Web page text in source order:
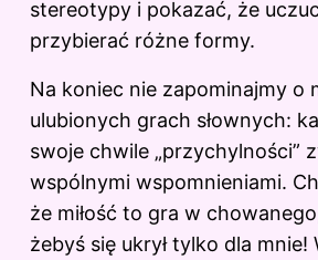
stereotypy i pokazać, że
przybierać różne formy.
Na koniec nie zapominajmy o
ulubionych grach słownych:
swoje chwile „przychylności”
wspólnymi wspomnieniami.
że miłość to gra w
żebyś się ukrył tylko dla mnie!